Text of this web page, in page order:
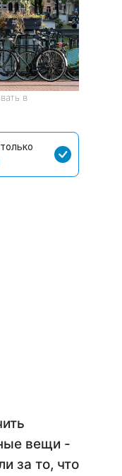
в
вещи -
за то, что